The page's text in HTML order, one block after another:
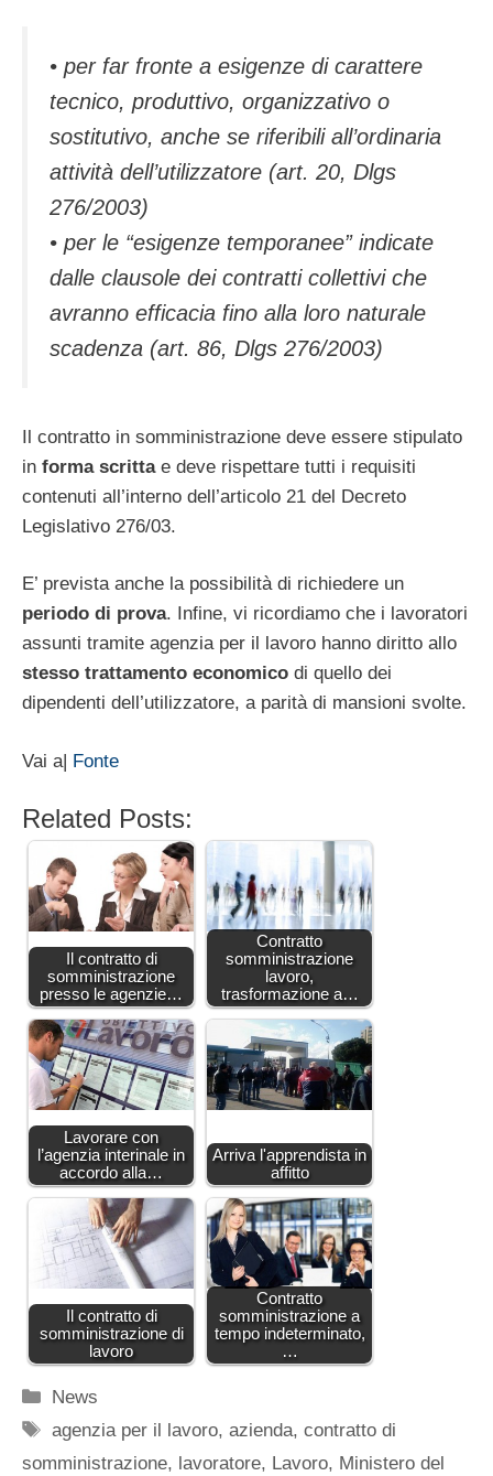
• per far fronte a esigenze di carattere
tecnico, produttivo, organizzativo o
sostitutivo, anche se riferibili all’ordinaria
attività dell’utilizzatore (art. 20, Dlgs
276/2003)
• per le “esigenze temporanee” indicate
dalle clausole dei contratti collettivi che
avranno efficacia fino alla loro naturale
scadenza (art. 86, Dlgs 276/2003)
Il contratto in somministrazione deve essere stipulato
in forma scrittae deve rispettare tutti i requisiti
contenuti all’interno dell’articolo 21 del Decreto
Legislativo 276/03.
E’ prevista anche la possibilità di richiedere un
periodo di prova. Infine, vi ricordiamo che i lavoratori
assunti tramite agenzia per il lavoro hanno diritto allo
stesso trattamento economico di quello dei
dipendenti dell’utilizzatore, a parità di mansioni svolte.
Vai a| Fonte
Related Posts:
Il contratto di
somministrazione
presso le agenzie…
Contratto
somministrazione
lavoro,
trasformazione a…
Lavorare con
l’agenzia interinale in
accordo alla…
Arriva l'apprendista in
affitto
Il contratto di
somministrazione di
lavoro
Contratto
somministrazione a
tempo indeterminato,
…
Categorie
News
Tag
agenzia per il lavoro,azienda,contratto di
somministrazione, lavoratore, Lavoro, Ministero del